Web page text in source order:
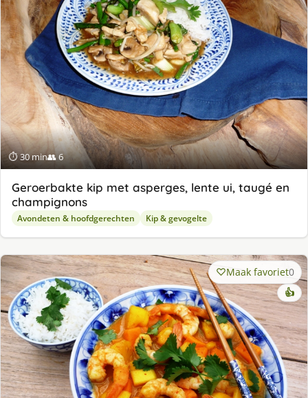
⏱ 30 min👥 6
Geroerbakte kip met asperges, lente ui, taugé en
champignons
Avondeten & hoofdgerechten Kip & gevogelte
Maak favoriet0
👍